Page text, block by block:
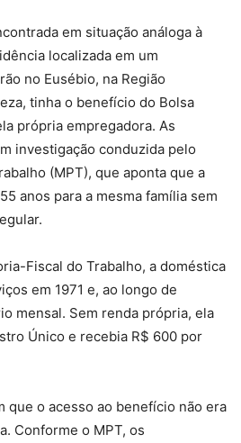
em situação análoga à
localizada em um
no Eusébio, na Região
tinha o benefício do Bolsa
própria empregadora. As
investigação conduzida pelo
(MPT), que aponta que a
anos para a mesma família sem
Fiscal do Trabalho, a doméstica
em 1971 e, ao longo de
mensal. Sem renda própria, ela
Único e recebia R$ 600 por
que o acesso ao benefício não era
Conforme o MPT, os